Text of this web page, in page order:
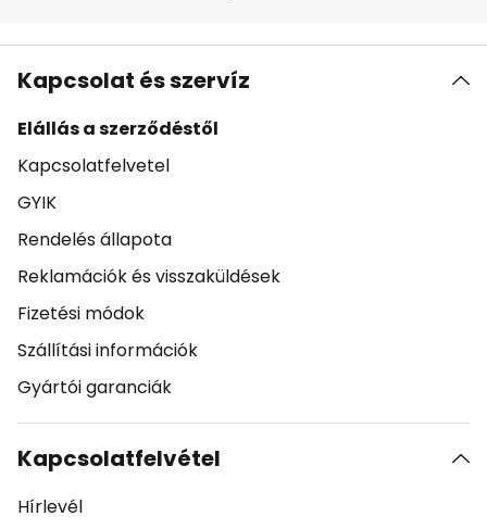
Kapcsolat és szervíz
Elállás a szerződéstől
Kapcsolatfelvetel
GYIK
Rendelés állapota
Reklamációk és visszaküldések
Fizetési módok
Szállítási információk
Gyártói garanciák
Kapcsolatfelvétel
Hírlevél